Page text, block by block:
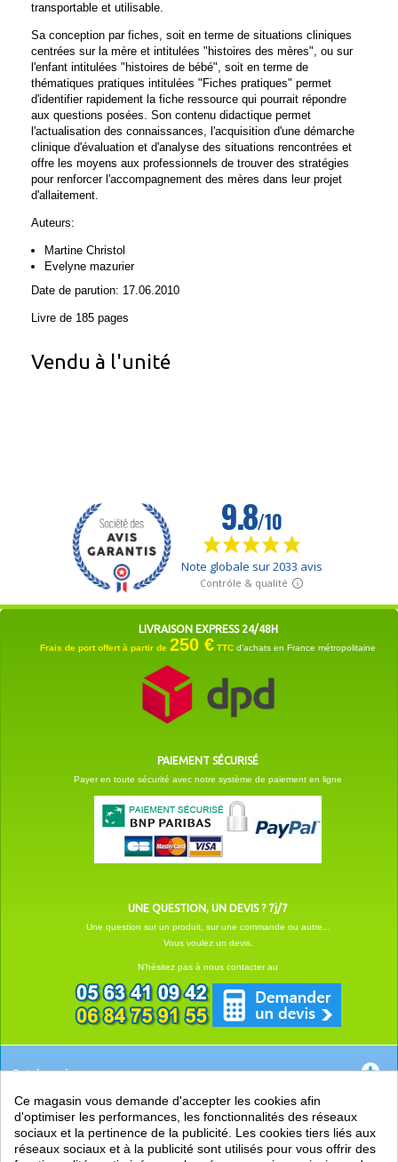
transportable et utilisable.
Sa conception par fiches, soit en terme de situations cliniques
centrées sur la mère et intitulées "histoires des mères", ou sur
l'enfant intitulées "histoires de bébé", soit en terme de
thématiques pratiques intitulées "Fiches pratiques" permet
d'identifier rapidement la fiche ressource qui pourrait répondre
aux questions posées. Son contenu didactique permet
l'actualisation des connaissances, l'acquisition d'une démarche
clinique d'évaluation et d'analyse des situations rencontrées et
offre les moyens aux professionnels de trouver des stratégies
pour renforcer l'accompagnement des mères dans leur projet
d'allaitement.
Auteurs:
Martine Christol
Evelyne mazurier
Date de parution: 17.06.2010
Livre de 185 pages
Vendu à l'unité
LIVRAISON EXPRESS 24/48H
Frais de port offert à partir de 250 € TTC d'achats en France métropolitaine
PAIEMENT SÉCURISÉ
Payer en toute sécurité avec notre système de paiement en ligne
UNE QUESTION, UN DEVIS ? 7j/7
Une question sur un produit, sur une commande ou autre...
Vous voulez un devis.
N'hésitez pas à nous contacter au
Catégories
EN SAVOIR +
PRATIQUE
Ce magasin vous demande d'accepter les cookies afin
d'optimiser les performances, les fonctionnalités des réseaux
sociaux et la pertinence de la publicité. Les cookies tiers liés aux
réseaux sociaux et à la publicité sont utilisés pour vous offrir des